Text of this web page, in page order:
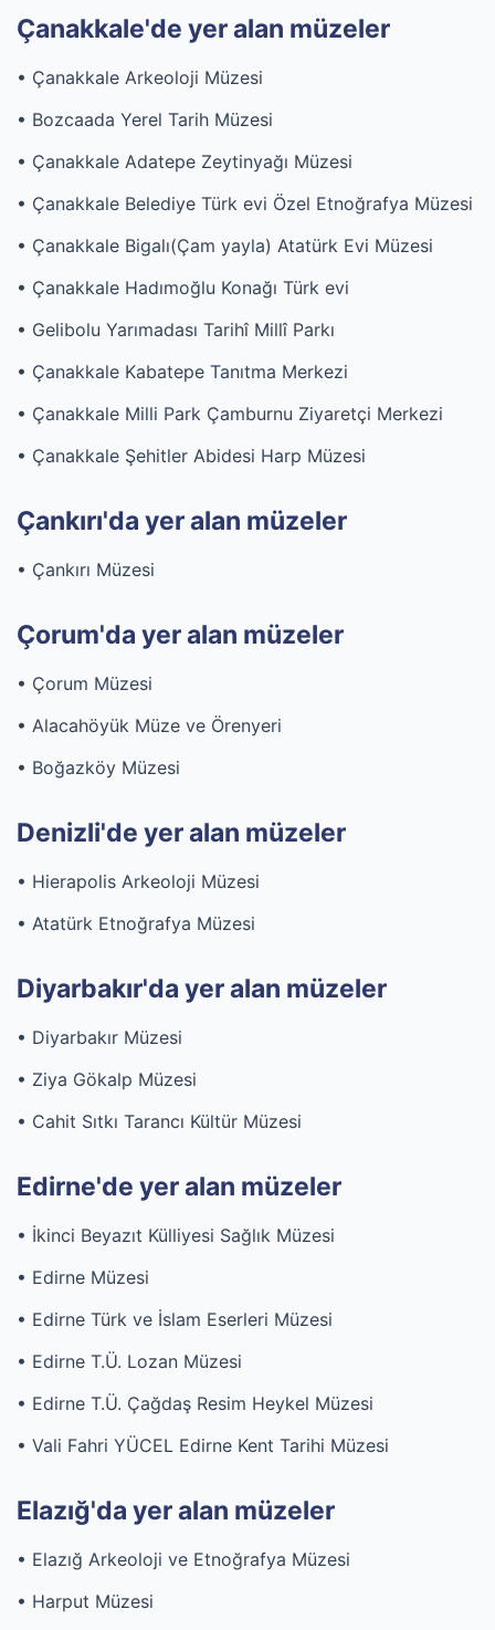
Çanakkale'de yer alan müzeler
• Çanakkale Arkeoloji Müzesi
• Bozcaada Yerel Tarih Müzesi
• Çanakkale Adatepe Zeytinyağı Müzesi
• Çanakkale Belediye Türk evi Özel Etnoğrafya Müzesi
• Çanakkale Bigalı(Çam yayla) Atatürk Evi Müzesi
• Çanakkale Hadımoğlu Konağı Türk evi
• Gelibolu Yarımadası Tarihî Millî Parkı
• Çanakkale Kabatepe Tanıtma Merkezi
• Çanakkale Milli Park Çamburnu Ziyaretçi Merkezi
• Çanakkale Şehitler Abidesi Harp Müzesi
Çankırı'da yer alan müzeler
• Çankırı Müzesi
Çorum'da yer alan müzeler
• Çorum Müzesi
• Alacahöyük Müze ve Örenyeri
• Boğazköy Müzesi
Denizli'de yer alan müzeler
• Hierapolis Arkeoloji Müzesi
• Atatürk Etnoğrafya Müzesi
Diyarbakır'da yer alan müzeler
• Diyarbakır Müzesi
• Ziya Gökalp Müzesi
• Cahit Sıtkı Tarancı Kültür Müzesi
Edirne'de yer alan müzeler
• İkinci Beyazıt Külliyesi Sağlık Müzesi
• Edirne Müzesi
• Edirne Türk ve İslam Eserleri Müzesi
• Edirne T.Ü. Lozan Müzesi
• Edirne T.Ü. Çağdaş Resim Heykel Müzesi
• Vali Fahri YÜCEL Edirne Kent Tarihi Müzesi
Elazığ'da yer alan müzeler
• Elazığ Arkeoloji ve Etnoğrafya Müzesi
• Harput Müzesi